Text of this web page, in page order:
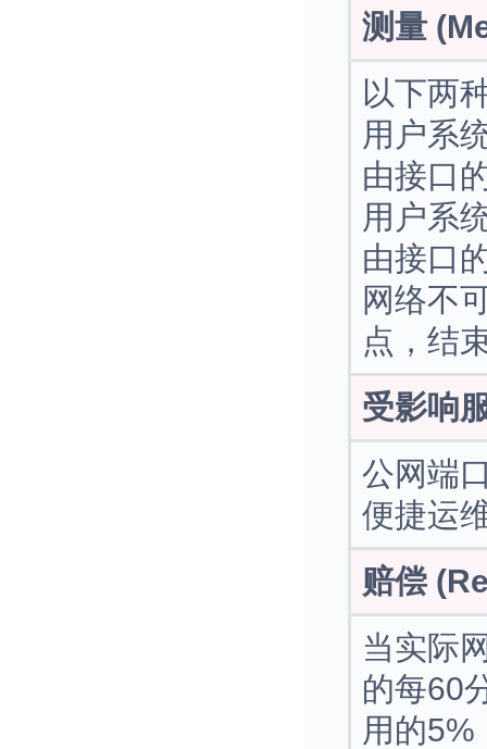
测量
以下两
用户系
由接口
用户系
由接口
网络不
点，结
受影响
公网端
便捷运
赔偿
当实际
的每60
用的5%